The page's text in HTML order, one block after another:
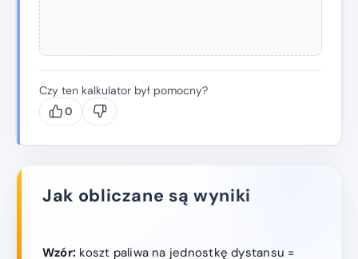
Czy ten kalkulator był pomocny?
0
Jak obliczane są wyniki
Wzór: koszt paliwa na jednostkę dystansu =